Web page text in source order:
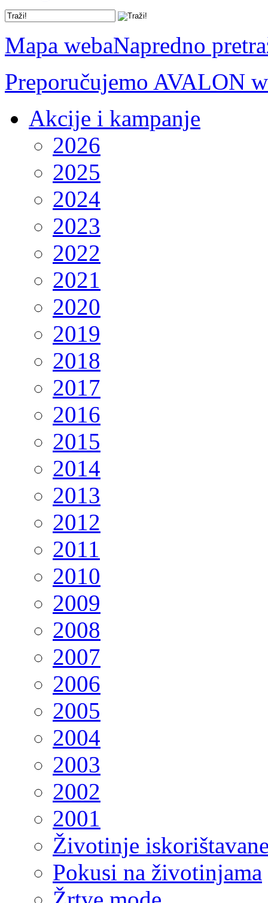
Mapa webaNapredno
Preporučujemo AVALON
Akcije i kampanje
2026
2025
2024
2023
2022
2021
2020
2019
2018
2017
2016
2015
2014
2013
2012
2011
2010
2009
2008
2007
2006
2005
2004
2003
2002
2001
Životinje
Pokusi na životinjama